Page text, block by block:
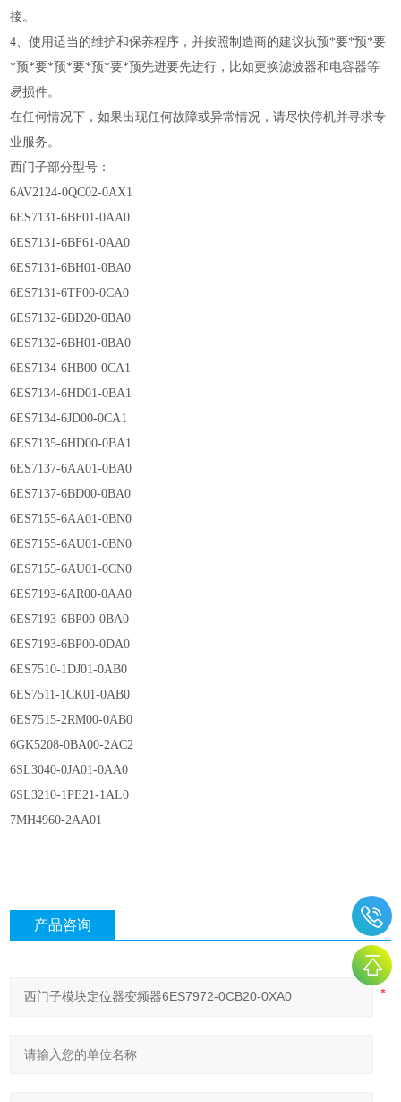
接。
4、使用适当的维护和保养程序，并按照制造商的建议执预*要*预*要
*预*要*预*要*预*要*预先进要先进行，比如更换滤波器和电容器等
易损件。
在任何情况下，如果出现任何故障或异常情况，请尽快停机并寻求专
业服务。
西门子部分型号：
6AV2124-0QC02-0AX1
6ES7131-6BF01-0AA0
6ES7131-6BF61-0AA0
6ES7131-6BH01-0BA0
6ES7131-6TF00-0CA0
6ES7132-6BD20-0BA0
6ES7132-6BH01-0BA0
6ES7134-6HB00-0CA1
6ES7134-6HD01-0BA1
6ES7134-6JD00-0CA1
6ES7135-6HD00-0BA1
6ES7137-6AA01-0BA0
6ES7137-6BD00-0BA0
6ES7155-6AA01-0BN0
6ES7155-6AU01-0BN0
6ES7155-6AU01-0CN0
6ES7193-6AR00-0AA0
6ES7193-6BP00-0BA0
6ES7193-6BP00-0DA0
6ES7510-1DJ01-0AB0
6ES7511-1CK01-0AB0
6ES7515-2RM00-0AB0
6GK5208-0BA00-2AC2
6SL3040-0JA01-0AA0
6SL3210-1PE21-1AL0
7MH4960-2AA01
产品咨询